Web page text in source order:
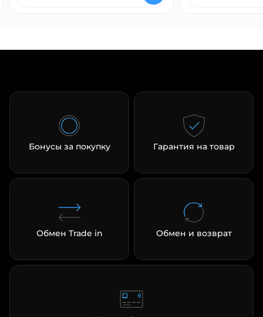
Бонусы за покупку Гарантия на товар
Обмен Trade in Обмен и возврат